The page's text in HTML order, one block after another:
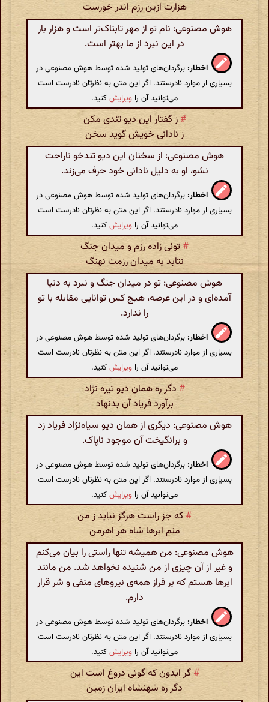
هزارت ازین رزم اندر خورست
هوش مصنوعی: نام تو از مهر تابناک‌تر است و هزار بار
در این نبرد از ما بهتر است.
اخطار: برگردان‌های تولید شده توسط هوش مصنوعی در
بسیاری از موارد نادرستند. اگر این متن به نظرتان نادرست است
می‌توانید آن را ویرایشکنید.
# ز گفتار این دیو تندی مکن
ز نادانی خویش گوید سخن
هوش مصنوعی: از سخنان این دیو تندخو ناراحت
نشو، او به دلیل نادانی خود حرف می‌زند.
اخطار: برگردان‌های تولید شده توسط هوش مصنوعی در
بسیاری از موارد نادرستند. اگر این متن به نظرتان نادرست است
می‌توانید آن را ویرایشکنید.
# توئی زاده رزم و میدان جنگ
نتابد به میدان رزمت نهنگ
هوش مصنوعی: تو در میدان جنگ و نبرد به دنیا
آمده‌ای و در این عرصه، هیچ کس توانایی مقابله با تو
را ندارد.
اخطار: برگردان‌های تولید شده توسط هوش مصنوعی در
بسیاری از موارد نادرستند. اگر این متن به نظرتان نادرست است
می‌توانید آن را ویرایشکنید.
# دگر ره همان دیو تیره نژاد
برآورد فریاد آن بدنهاد
هوش مصنوعی: دیگری از همان دیو سیاه‌نژاد فریاد زد
و برانگیخت آن موجود ناپاک.
اخطار: برگردان‌های تولید شده توسط هوش مصنوعی در
بسیاری از موارد نادرستند. اگر این متن به نظرتان نادرست است
می‌توانید آن را ویرایشکنید.
# که جز راست هرگز نیاید ز من
منم ابرها شاه هر اهرمن
هوش مصنوعی: من همیشه تنها راستی را بیان می‌کنم
و غیر از آن چیزی از من شنیده نخواهد شد. من مانند
ابرها هستم که بر فراز همه‌ی نیروهای منفی و شر قرار
دارم.
اخطار: برگردان‌های تولید شده توسط هوش مصنوعی در
بسیاری از موارد نادرستند. اگر این متن به نظرتان نادرست است
می‌توانید آن را ویرایشکنید.
# گر ایدون که گوئی دروغ است این
دگر ره شهنشاه ایران زمین